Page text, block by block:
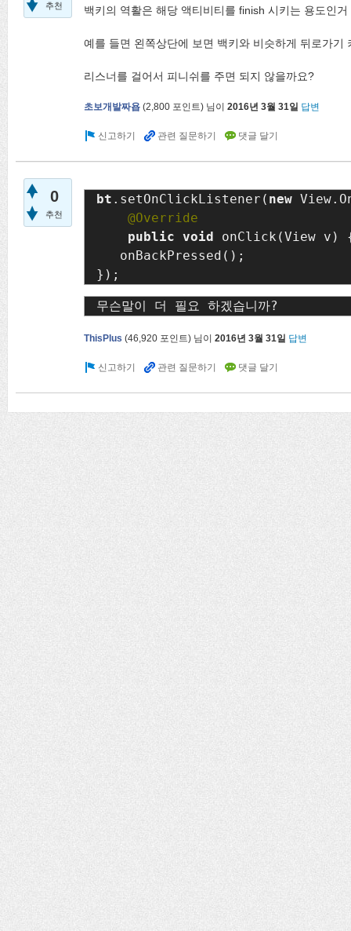
추천 백키의 역활은 해당 액티비티를 finish 시키는 용도인거
예를 들면 왼쪽상단에 보면 백키와 비슷하게 뒤로가기
리스너를 걸어서 피니쉬를 주면 되지 않을까요?
초보개발짜욥 (2,800 포인트) 님이 2016년 3월 31일 답변
0
추천
bt .setOnClickListener( new
public void onClick(View v)
   onBackPressed();
});
무슨말이 더 필요 하겠습니까?
ThisPlus (46,920 포인트) 님이 2016년 3월 31일 답변